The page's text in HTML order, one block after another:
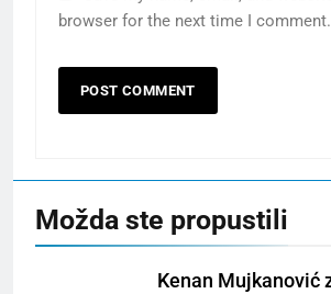
browser for the next time I comment.
Možda ste propustili
Kenan Mujkanović